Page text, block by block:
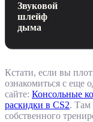
Звуковой
шлейф
дыма
Кстати, если вы
ознакомиться с еще
сайте: Консольные
раскидки в CS2. Там
собственного